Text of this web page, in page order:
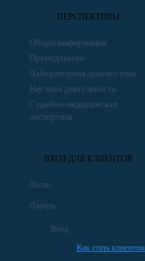
ПЕРСПЕКТИВЫ
Общая информация
Преподавание
Лабораторная диагностика
Научная деятельность
Судебно-медицинская
экспертиза
ВХОД ДЛЯ КЛИЕНТОВ
Логин
Пароль
Как стать клиентом